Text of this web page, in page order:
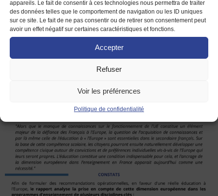
appareils. Le fait de consentir à ces technologies nous permettra de traiter
des données telles que le comportement de navigation ou les ID uniques
sur ce site. Le fait de ne pas consentir ou de retirer son consentement peut
avoir un effet négatif sur certaines caractéristiques et fonctions.
Accepter
Refuser
Voir les préférences
Politique de confidentialité
Rennes et Haute Bretagne.